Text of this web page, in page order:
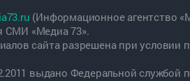
(Информационное агентство
СМИ «Медиа 73».
сайта разрешена при
выдано Федеральной